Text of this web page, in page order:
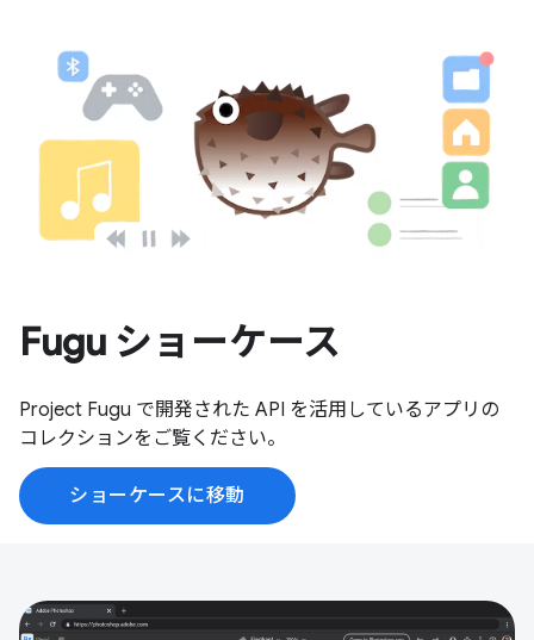
Fugu ショーケース
Project Fugu で開発された API を活用しているアプリの
コレクションをご覧ください。
ショーケースに移動